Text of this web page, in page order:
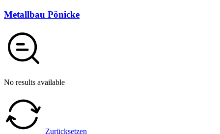
Metallbau Pönicke
No results available
Zurücksetzen